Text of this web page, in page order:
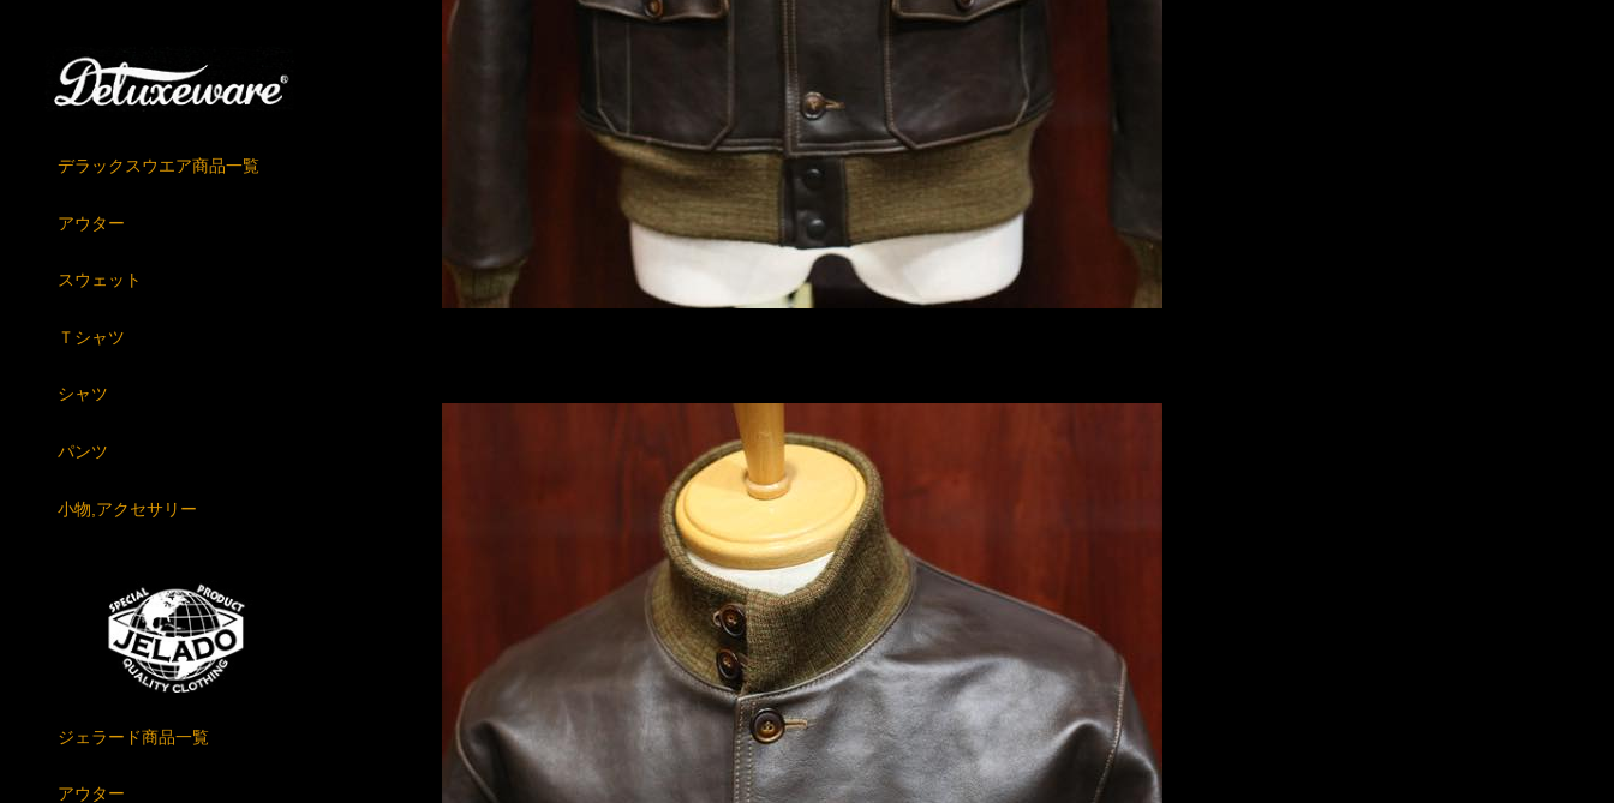
デラックスウエア商品一覧
アウター
スウェット
Ｔシャツ
シャツ
パンツ
小物,アクセサリー
ジェラード商品一覧
アウター